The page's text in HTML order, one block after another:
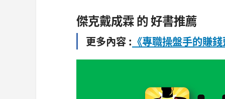
傑克戴成霖 的 好書推薦
更多內容 : 《專職操盤手的賺